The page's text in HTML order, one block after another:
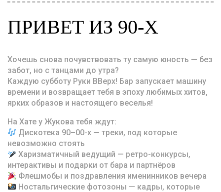
ПРИВЕТ ИЗ 90-Х
Хочешь снова почувствовать ту самую юность — без
забот, но с танцами до утра?
Каждую субботу Руки ВВерх! Бар запускает машину
времени и возвращает тебя в эпоху любимых хитов,
ярких образов и настоящего веселья!
На Хате у Жукова тебя ждут:
Дискотека 90–00-х — треки, под которые
невозможно стоять
Харизматичный ведущий — ретро-конкурсы,
интерактивы и подарки от бара и партнёров
Флешмобы и поздравления именинников вечера
Ностальгические фотозоны — кадры, которые